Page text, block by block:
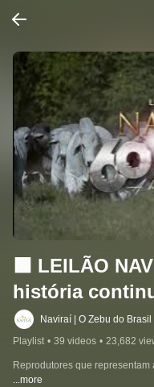
🟩 LEILÃO
história
Naviraí | O Zebu do Brasil
Playlist • 39 videos • 23,682
Reprodutores que
...more